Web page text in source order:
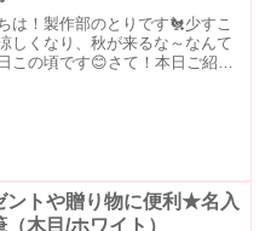
は！製作部のとりです🐔少すこ
しくなり、秋が来るな～なんて
この頃です😊さて！本日ご紹介
ントや贈り物に便利★名入
（木目/ホワイト）